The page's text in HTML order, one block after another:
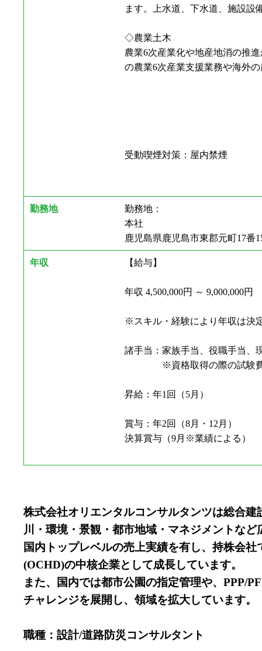
ます。上水道、下水道、施設設
◇農業土木
農業6次産業化や地産地消の推
の農業6次産業支援業務や海外
受動喫煙対策：屋内禁煙
勤務地
勤務地：
本社
鹿児島県鹿児島市東郡元町17番
年収 【給与】
年収 4,500,000円 ～ 9,000,000円
※スキル・経験により年収は決
諸手当：家族手当、役職手当、
※資格取得の際の試験費用
昇給：年1回（5月）
賞与：年2回（8月・12月）
決算賞与（9月※業績による）
株式会社オリエンタルコンサルタンツは総合
川・環境・景観・都市地域・マネジメントな
国内トップレベルの売上実績を有し、持株会
(OCHD)の中核企業として成長しています。
また、国内では都市公園の指定管理や、PPP/
チャレンジを展開し、領域を拡大しています。
職種：設計/道路防災コンサルタント